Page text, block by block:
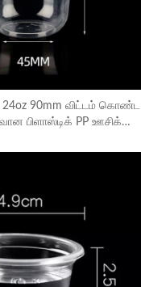
24oz 90mm விட்டம் கொண்ட
பிளாஸ்டிக் PP ஊசிக்